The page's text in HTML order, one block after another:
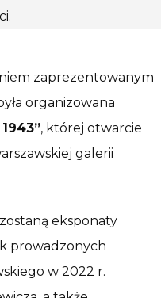
zaprezentowanym
organizowana
, której otwarcie
galerii
eksponaty
prowadzonych
w 2022 r.